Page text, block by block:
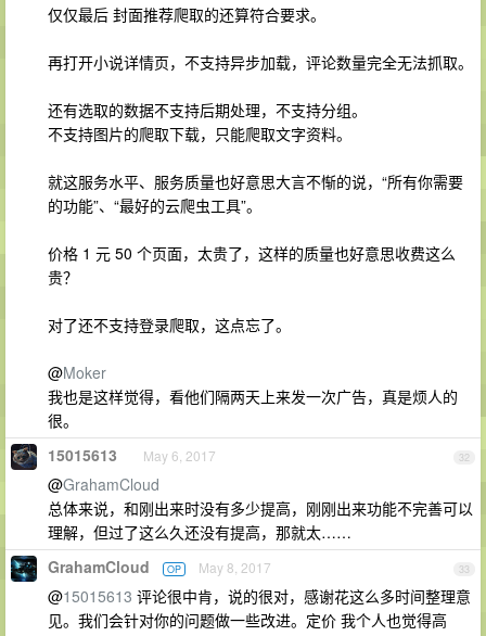
仅仅最后 封面推荐爬取的还算符合要求。
再打开小说详情页，不支持异步加载，评论数量完全无法抓取。
还有选取的数据不支持后期处理，不支持分组。
不支持图片的爬取下载，只能爬取文字资料。
就这服务水平、服务质量也好意思大言不惭的说，“所有你需要
的功能”、“最好的云爬虫工具”。
价格 1 元 50 个页面，太贵了，这样的质量也好意思收费这么
贵？
对了还不支持登录爬取，这点忘了。
@Moker
我也是这样觉得，看他们隔两天上来发一次广告，真是烦人的
很。
32
15015613 May 6, 2017
@GrahamCloud
总体来说，和刚出来时没有多少提高，刚刚出来功能不完善可以
理解，但过了这么久还没有提高，那就太……
33
GrahamCloud OP May 8, 2017
@15015613 评论很中肯，说的很对，感谢花这么多时间整理意
见。我们会针对你的问题做一些改进。定价 我个人也觉得高